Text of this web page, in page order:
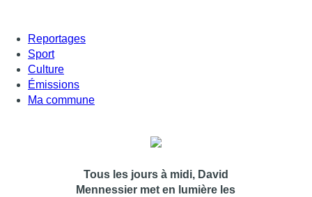
Reportages
Sport
Culture
Émissions
Ma commune
Tous les jours à midi, David
Mennessier met en lumière les